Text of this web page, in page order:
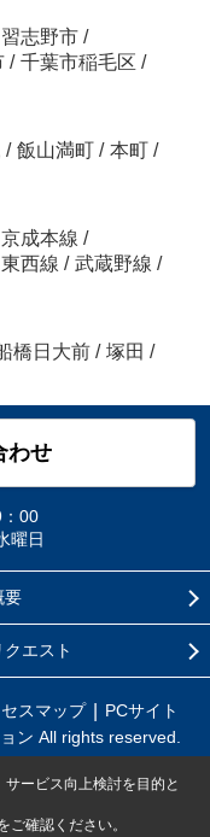
習志野市 /
/ 千葉市稲毛区 /
/ 飯山満町 / 本町 /
京成本線 /
東西線 / 武蔵野線 /
橋日大前 / 塚田 /
わせ
00
曜日
要
エスト
スマップ
PCサイト
ン All rights reserved.
ービス向上検討を目的と
ご確認ください。